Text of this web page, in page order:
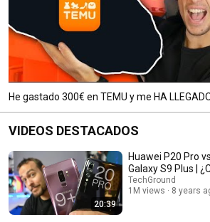
He gastado 300€ en TEMU y me HA
VIDEOS DESTACADOS
20:39
Huawei P20 Pro
Galaxy S9 Plus |
TechGround
1M views
8 years